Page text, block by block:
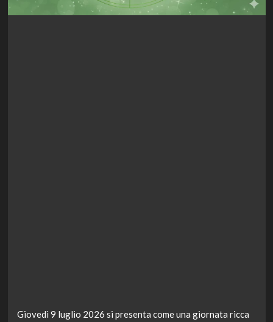
Giovedì 9 luglio 2026 si presenta come una giornata ricca